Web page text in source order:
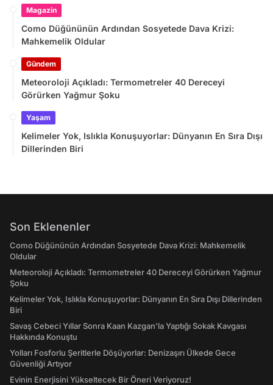
Magazin
Como Düğününün Ardından Sosyetede Dava Krizi:
Mahkemelik Oldular
Gündem
Meteoroloji Açıkladı: Termometreler 40 Dereceyi
Görürken Yağmur Şoku
Yaşam
Kelimeler Yok, Islıkla Konuşuyorlar: Dünyanın En Sıra Dışı
Dillerinden Biri
Son Eklenenler
Como Düğününün Ardından Sosyetede Dava Krizi: Mahkemelik
Oldular
Meteoroloji Açıkladı: Termometreler 40 Dereceyi Görürken Yağmur
Şoku
Kelimeler Yok, Islıkla Konuşuyorlar: Dünyanın En Sıra Dışı Dillerinden
Biri
Savaş Cebeci Yıllar Sonra Kaan Kazgan'la Yaptığı Sokak Kavgası
Hakkında Konuştu
Yolları Fosforlu Şeritlerle Döşüyorlar: Denizaşırı Ülkede Gece
Güvenliği Artıyor
Evinin Enerjisini Yükseltecek Bir Öneri Veriyoruz!